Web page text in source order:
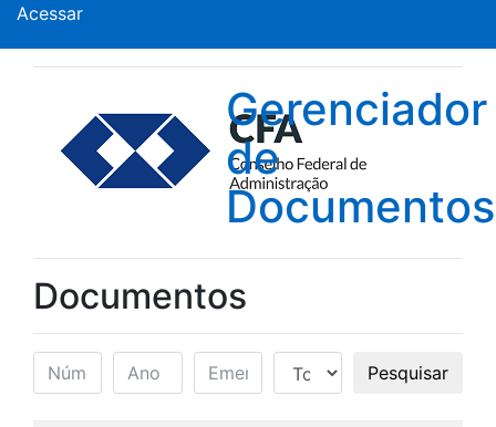
Acessar
Gerenciador
de
Documentos
Documentos
Pesquisar